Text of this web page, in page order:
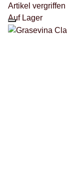
Artikel vergriffen
Auf Lager